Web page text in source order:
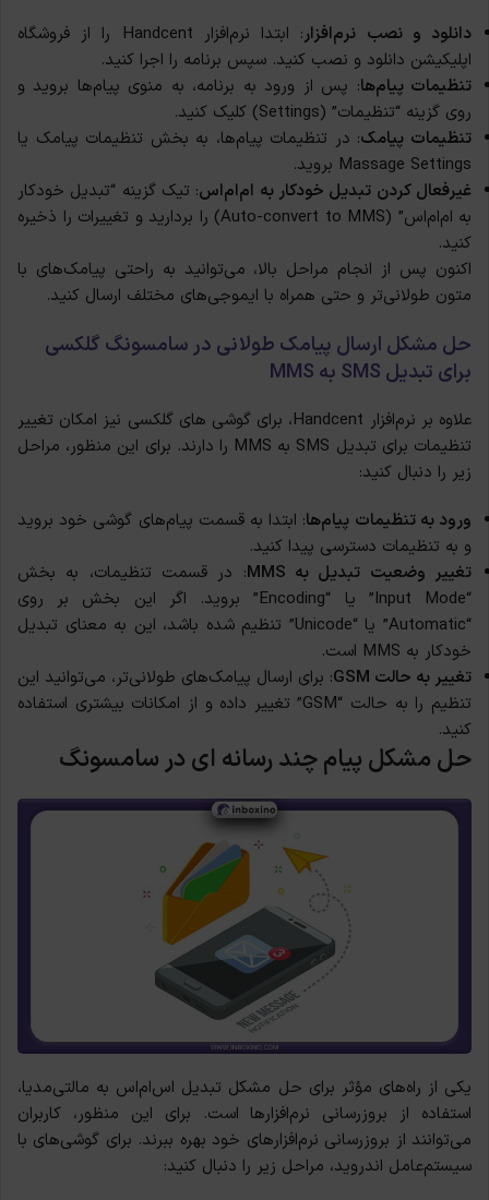
دانلود و نصب نرم‌افزار
: ابتدا نرم‌افزار Handcent را از فروشگاه
اپلیکیشن دانلود و نصب کنید. سپس برنامه را اجرا کنید.
تنظیمات پیام‌ها: پس از ورود به برنامه، به منوی پیام‌ها بروید و
روی گزینه “تنظیمات” (Settings) کلیک کنید.
تنظیمات پیامک: در تنظیمات پیام‌ها، به بخش تنظیمات پیامک یا
Massage Settings بروید.
غیرفعال کردن تبدیل خودکار به ام‌ام‌اس: تیک گزینه “تبدیل خودکار
به ام‌ام‌اس” (Auto-convert to MMS) را بردارید و تغییرات را ذخیره
کنید.
اکنون پس از انجام مراحل بالا، می‌توانید به راحتی پیامک‌های با
متون طولانی‌تر و حتی همراه با ایموجی‌های مختلف ارسال کنید.
حل مشکل ارسال پیامک طولانی در سامسونگ گلکسی
برای تبدیل SMS به MMS
علاوه بر نرم‌افزار Handcent، برای گوشی های گلکسی نیز امکان تغییر
تنظیمات برای تبدیل SMS به MMS را دارند. برای این منظور، مراحل
زیر را دنبال کنید:
ورود به تنظیمات پیام‌ها: ابتدا به قسمت پیام‌های گوشی‌ خود بروید
و به تنظیمات دسترسی پیدا کنید.
تغییر وضعیت تبدیل به MMS
: در قسمت تنظیمات، به بخش
“Input Mode” یا “Encoding” بروید. اگر این بخش بر روی
“Automatic” یا “Unicode” تنظیم شده باشد، این به معنای تبدیل
خودکار به MMS است.
تغییر به حالت GSM
: برای ارسال پیامک‌های طولانی‌تر، می‌توانید این
تنظیم را به حالت “GSM” تغییر داده و از امکانات بیشتری استفاده
کنید.
حل مشکل پیام چند رسانه ای در سامسونگ
یکی از راه‌های مؤثر برای حل مشکل تبدیل اس‌ام‌اس به مالتی‌مدیا،
استفاده از بروزرسانی نرم‌افزارها است. برای این منظور، کاربران
می‌توانند از بروزرسانی نرم‌افزارهای خود بهره ببرند. برای گوشی‌های با
سیستم‌عامل اندروید، مراحل زیر را دنبال کنید: